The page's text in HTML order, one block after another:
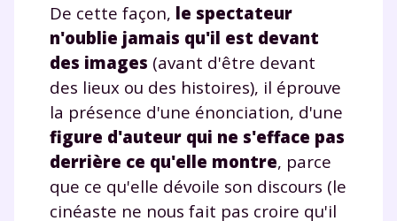
De cette façon, le spectateur
n'oublie jamais qu'il est devant
des images (avant d'être devant
des lieux ou des histoires), il éprouve
la présence d'une énonciation, d'une
figure d'auteur qui ne s'efface pas
derrière ce qu'elle montre, parce
que ce qu'elle dévoile son discours (le
cinéaste ne nous fait pas croire qu'il
scolaire !
Fiches de cours et vidéos,exercices
corrigés, podcasts de révisions
Unespace dédié aux parentspour
suivre les progrès
Tout le programme scolaire du CP à
la Terminale
Des profs expérimentés disponibles